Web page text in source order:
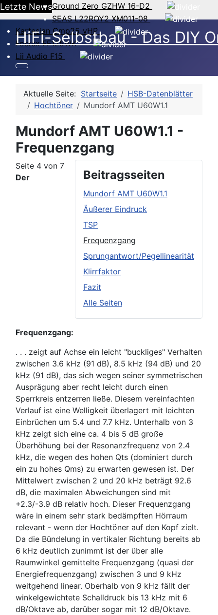
Letzte NewsGround Zero GZHW 16-D2
SEAS L22ROY2 XM011-08
Kartesian Cmp25_vHP
Fostex FF125WK
Lii Audio F15
HiFi-Selbstbau - Das DIY
Aktuelle Seite: Startseite
HSB-Datenblätter
Hochtöner
Mundorf AMT U60W1.1
Mundorf AMT U60W1.1 -
Frequenzgang
Beitragsseiten
Mundorf AMT U60W1.1
Äußerer Eindruck
TSP
Frequenzgang
Sprungantwort/Pegellinearität
Klirrfaktor
Fazit
Alle Seiten
Seite 4 von 7
Der
Frequenzgang:
. . . zeigt auf Achse ein leicht "buckliges" Verhalten
zwischen 3.6 kHz (91 dB), 8.5 kHz (94 dB) und 20
kHz (91 dB), das sich wegen seiner symmetrischen
Ausprägung aber recht leicht durch einen
Sperrkreis entzerren ließe. Diesem vereinfachten
Verlauf ist eine Welligkeit überlagert mit leichten
Einbrüchen um 5.4 und 7.7 kHz. Unterhalb von 3
kHz zeigt sich eine ca. 4 bis 5 dB große
Überhöhung bei der Resonanzfrequenz von 2.4
kHz, die wegen des hohen Qts (dominiert durch
ein zu hohes Qms) zu erwarten gewesen ist. Der
Mittelwert zwischen 2 und 20 kHz beträgt 92.6
dB, die maximalen Abweichungen sind mit
+2.3/-3.9 dB relativ hoch. Dieser Frequenzgang
wäre in einem sehr stark bedämpften Hörraum
relevant - wenn der Hochtöner auf den Kopf zielt.
Da die Bündelung in vertikaler Richtung bereits ab
6 kHz deutlich zunimmt ist der über alle
Raumwinkel gemittelte Frequenzgang (quasi der
Energiefrequenzgang) zwischen 3 und 9 kHz
weitgehend linear. Oberhalb von 9 kHz fällt der
winkelgewichtete Schalldruck bis 13 kHz mit 6
dB/Oktave ab, darüber sogar mit 12 dB/Oktave.